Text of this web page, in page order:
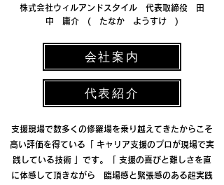
株式会社ウィルアンドスタイル 代表取締役 田
中 庸介 ( たなか ようすけ )
会社案内
代表紹介
支援現場で数多くの修羅場を乗り越えてきたからこそ
高い評価を得ている「 キャリア支援のプロが現場で実
践している技術 」です。「 支援の喜びと難しさを直
に体感して頂きながら 臨場感と緊張感のある超実践